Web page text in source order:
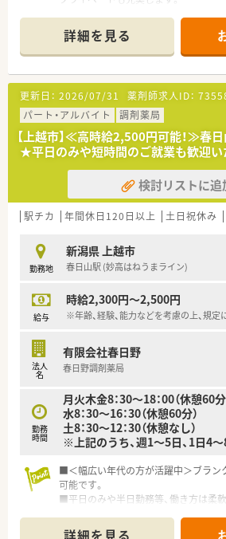
■新潟県長岡市にある宮内駅から徒歩
■主な応需科目は形成外科と整形外科
■店舗の勤務体制は常勤薬剤師が2名
【募集背景と求める人物像について】
■体制強化に向けた増員を目的として
■経験者を優先して採用しており幅広
■地域医療に貢献したい意欲的な人物
【こんな取り組みをしています】
■定期的な社内勉強会を開催し知識の
■社員同士の親睦を深めるスポーツイ
■会社保有のリゾート保養施設を優先
■調剤業務の経験を活かして即戦力で
■ワークライフバランスを重視して働
■専門領域のスキルを高めたいと考え
詳細を見る
更新日： 2026/07/31 薬剤師求人ID：
パート・アルバイト
調剤薬局
【上越市】≪高時給2,500円可能！≫春
★平日のみや短時間のご就業も歓迎
検討リストに追
駅チカ 年間休日120日以上 土日祝休み
勤務地
新潟県 上越市
春日山駅 (妙高はねうまライン)
給与
時給2,300円～2,500円
※年齢、経験、能力などを考慮の上、規定
法人
名
有限会社春日野
春日野調剤薬局
勤務
時間
月火木金8：30～18：00（休憩60分
水8：30～16：30（休憩60分）
土8：30～12：30（休憩なし）
※上記のうち、週1～5日、1日4
■＜幅広い年代の方が活躍中＞ブラン
可能です。
■平日のみや半日勤務等、働き方は柔
もおススメ
詳細を見る